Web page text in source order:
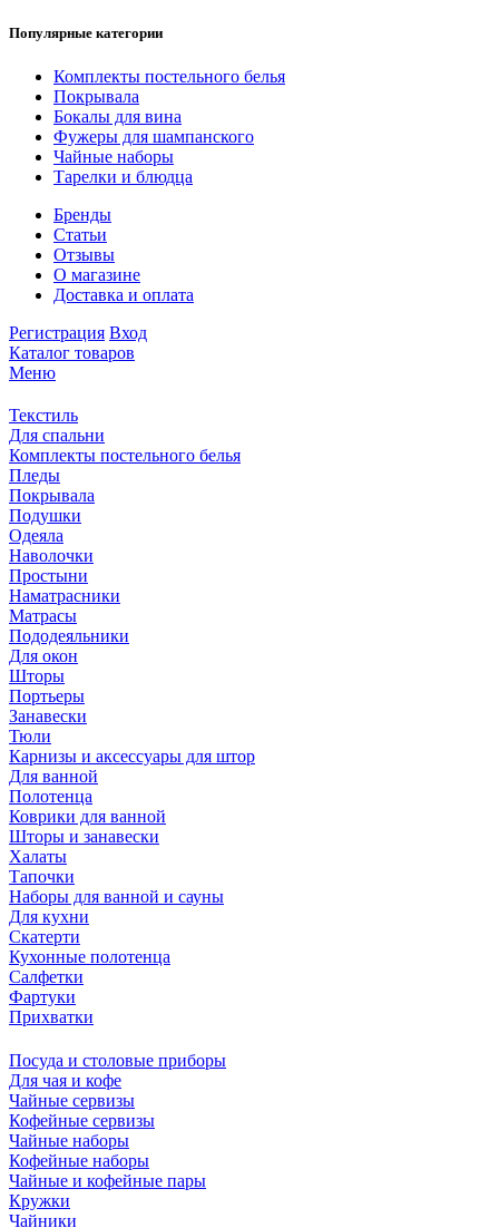
Популярные категории
Комплекты постельного белья
Покрывала
Бокалы для вина
Фужеры для шампанского
Чайные наборы
Тарелки и блюдца
Бренды
Статьи
Отзывы
О магазине
Доставка и оплата
Регистрация Вход
Каталог товаров
Меню
Текстиль
Для спальни
Комплекты постельного белья
Пледы
Покрывала
Подушки
Одеяла
Наволочки
Простыни
Наматрасники
Матрасы
Пододеяльники
Для окон
Шторы
Портьеры
Занавески
Тюли
Карнизы и аксессуары для штор
Для ванной
Полотенца
Коврики для ванной
Шторы и занавески
Халаты
Тапочки
Наборы для ванной и сауны
Для кухни
Скатерти
Кухонные полотенца
Салфетки
Фартуки
Прихватки
Посуда и столовые приборы
Для чая и кофе
Чайные сервизы
Кофейные сервизы
Чайные наборы
Кофейные наборы
Чайные и кофейные пары
Кружки
Чайники